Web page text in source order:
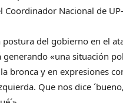
Nacional de UP-
del gobierno en el
generando «una situación
bronca y en expresiones
Que nos dice